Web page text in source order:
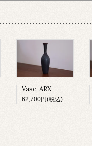
Vase, ARX
62,700円(税込)